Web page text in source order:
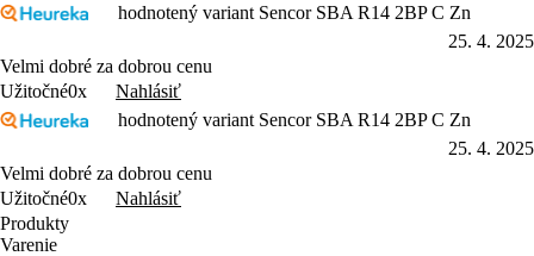
hodnotený variant Sencor SBA R14 2BP C Zn
25. 4. 2025
Velmi dobré za dobrou cenu
Užitočné0x
Nahlásiť
hodnotený variant Sencor SBA R14 2BP C Zn
25. 4. 2025
Velmi dobré za dobrou cenu
Užitočné0x
Nahlásiť
Produkty
Varenie